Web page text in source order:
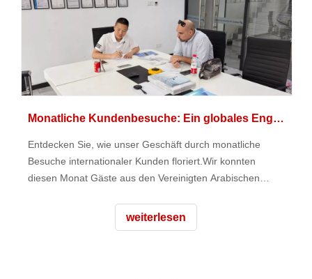
Monatliche Kundenbesuche: Ein globales Engagement
Entdecken Sie, wie unser Geschäft durch monatliche
Besuche internationaler Kunden floriert.Wir konnten
diesen Monat Gäste aus den Vereinigten Arabischen
weiterlesen